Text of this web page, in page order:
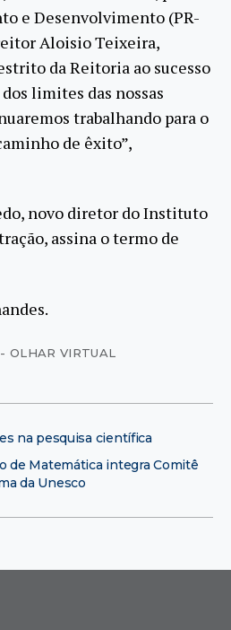
e Desenvolvimento (PR-
Aloisio Teixeira,
da Reitoria ao sucesso
limites das nossas
trabalhando para o
de êxito”,
novo diretor do Instituto
assina o termo de
OLHAR VIRTUAL
na pesquisa científica
de Matemática integra Comitê
da Unesco